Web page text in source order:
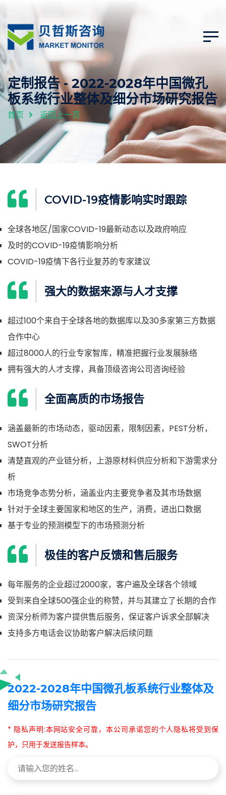
定制报告 - 2022-2028年中国微孔
板系统行业整体及细分市场研究报告
首页 返回上一页
COVID-19疫情影响实时跟踪
全球各地区/国家COVID-19最新动态以及政府响应
及时的COVID-19疫情影响分析
COVID-19疫情下各行业复苏的专家建议
强大的数据来源与人才支撑
超过100个来自于全球各地的数据库以及30多家第三方数据
合作中心
超过8000人的行业专家智库，精准把握行业发展脉络
拥有强大的人才支撑，具备顶级咨询公司咨询经验
全面高质的市场报告
涵盖最新的市场动态，驱动因素，限制因素，PEST分析，
SWOT分析
清楚直观的产业链分析，上游原材料供应分析和下游需求分
析
市场竞争态势分析，涵盖业内主要竞争者及其市场数据
针对于全球主要国家和地区的生产，消费，进出口数据
基于专业的预测模型下的市场预测分析
极佳的客户反馈和售后服务
每年服务的企业超过2000家，客户遍及全球各个领域
受到来自全球500强企业的称赞，并与其建立了长期的合作
资深分析师为客户提供售后服务，保证客户诉求全部解决
支持多方电话会议协助客户解决后续问题
2022-2028年中国微孔板系统行业整体及
细分市场研究报告
* 隐私声明:本网站安全可靠，本公司承诺您的个人隐私将受到保
护，只用于发送报告样本。